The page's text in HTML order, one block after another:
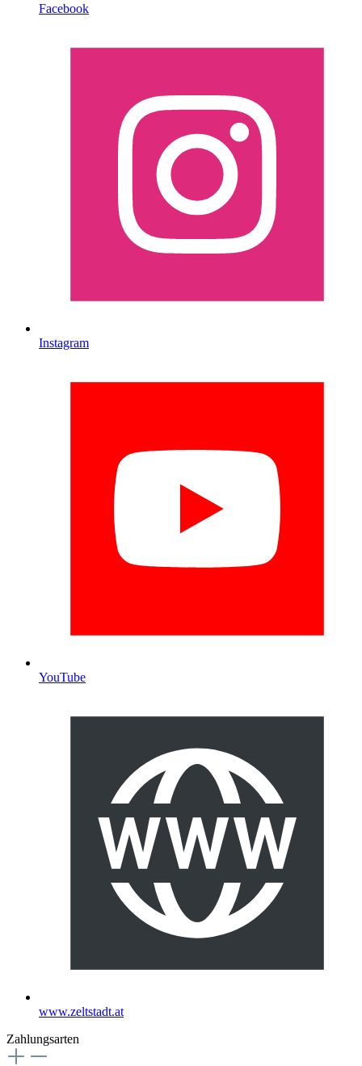
Facebook
Instagram
YouTube
www.zeltstadt.at
Zahlungsarten